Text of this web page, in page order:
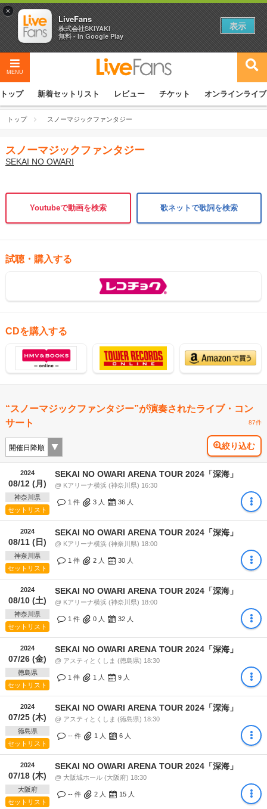
MENU
トップ 新着セットリスト レビュー チケット オンラインライブ
トップ スノーマジックファンタジー
スノーマジックファンタジー
SEKAI NO OWARI
Youtubeで動画を検索 歌ネットで歌詞を検索
試聴・購入する
CDを購入する
“スノーマジックファンタジー”が演奏されたライブ・コン
サート
87件
絞り込む
2024
08/12 (月)
神奈川県
セットリスト
SEKAI NO OWARI ARENA TOUR 2024「深海」
@ Kアリーナ横浜 (神奈川県) 16:30
1 件 3 人 36 人
2024
08/11 (日)
神奈川県
セットリスト
SEKAI NO OWARI ARENA TOUR 2024「深海」
@ Kアリーナ横浜 (神奈川県) 18:00
1 件 2 人 30 人
2024
08/10 (土)
神奈川県
セットリスト
SEKAI NO OWARI ARENA TOUR 2024「深海」
@ Kアリーナ横浜 (神奈川県) 18:00
1 件 0 人 32 人
2024
07/26 (金)
徳島県
セットリスト
SEKAI NO OWARI ARENA TOUR 2024「深海」
@ アスティとくしま (徳島県) 18:30
1 件 1 人 9 人
2024
07/25 (木)
徳島県
セットリスト
SEKAI NO OWARI ARENA TOUR 2024「深海」
@ アスティとくしま (徳島県) 18:30
-- 件 1 人 6 人
2024
07/18 (木)
大阪府
セットリスト
SEKAI NO OWARI ARENA TOUR 2024「深海」
@ 大阪城ホール (大阪府) 18:30
-- 件 2 人 15 人
×
LiveFans
株式会社SKIYAKI
無料 - In Google Play
表示